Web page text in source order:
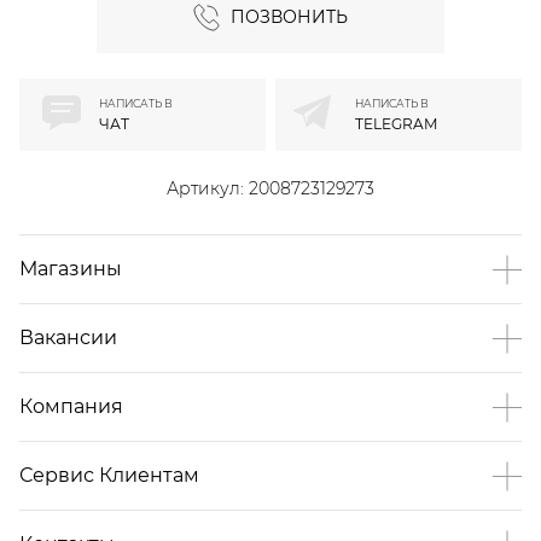
ПОЗВОНИТЬ
Артикул: 2008723129273
НАПИСАТЬ В
ЧАТ
НАПИСАТЬ В
TELEGRAM
Магазины
Вакансии
Компания
Сервис Клиентам